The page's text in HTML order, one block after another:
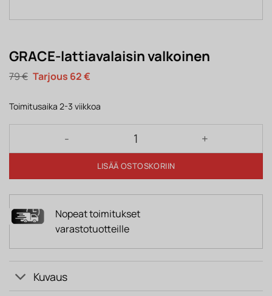
GRACE-lattiavalaisin valkoinen
79€ Alkuperäinen
hinta
79 €.
62€Nykyinen
62 €.
Toimitusaika 2-3 viikkoa
GRACE-lattiavalaisin valkoinen määrä
LISÄÄ OSTOSKORIIN
Nopeat toimitukset
varastotuotteille
Kuvaus